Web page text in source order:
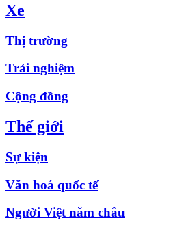
Xe
Thị trường
Trải nghiệm
Cộng đồng
Thế giới
Sự kiện
Văn hoá quốc tế
Người Việt năm châu